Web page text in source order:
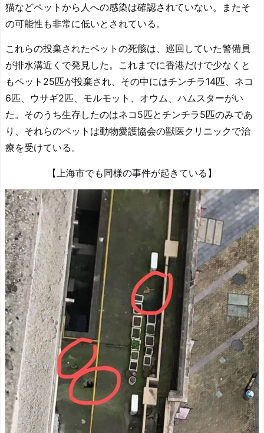
猫などペットから人への感染は確認されていない。またそ
の可能性も非常に低いとされている。
これらの投棄されたペットの死骸は、巡回していた警備員
が排水溝近くで発見した。これまでに香港だけで少なくと
もペット25匹が投棄され、その中にはチンチラ14匹、ネコ
6匹、ウサギ2匹、モルモット、オウム、ハムスターがい
た。そのうち生存したのはネコ5匹とチンチラ5匹のみであ
り、それらのペットは動物愛護協会の獣医クリニックで治
療を受けている。
【上海市でも同様の事件が起きている】